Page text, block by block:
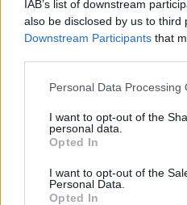
IAB’s list of downstream
also be disclosed by us to third
Downstream Participants that
Personal Data Processing
I want to opt-out of the
personal data.
Opted In
I want to opt-out of the
Personal Data.
Opted In
της εξέγερσης
κινητοποιήσεις και η μεγάλη
ιστορικής εξέγερσης του